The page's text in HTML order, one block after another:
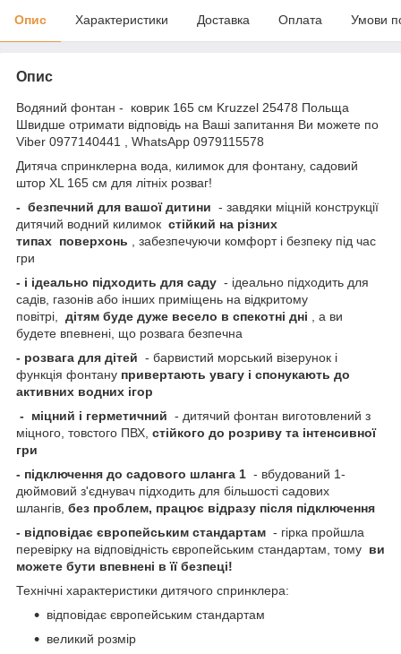
Опис Характеристики Доставка Оплата Умови
Опис
Водяний фонтан - коврик 165 см Kruzzel 25478 Польща
Швидше отримати відповідь на Ваші запитання Ви можете по
Viber 0977140441 , WhatsApp 0979115578
Дитяча спринклерна вода, килимок для фонтану, садовий
штор XL 165 см для літніх розваг!
- безпечний для вашої дитини - завдяки міцній конструкції
дитячий водний килимок стійкий на різних
типах поверхонь , забезпечуючи комфорт і безпеку під час
гри
- і ідеально підходить для саду - ідеально підходить для
садів, газонів або інших приміщень на відкритому
повітрі,
дітям буде дуже весело в спекотні дні , а ви
будете впевнені, що розвага безпечна
- розвага для дітей - барвистий морський візерунок і
функція фонтану привертають увагу і спонукають до
активних водних ігор
- міцний і герметичний - дитячий фонтан виготовлений з
міцного, товстого ПВХ, стійкого до розриву та інтенсивної
гри
- підключення до садового шланга 1 - вбудований 1-
дюймовий з'єднувач підходить для більшості садових
шлангів, без проблем, працює відразу після підключення
- відповідає європейським стандартам - гірка пройшла
перевірку на відповідність європейським стандартам, тому ви
можете бути впевнені в її безпеці!
Технічні характеристики дитячого спринклера:
відповідає європейським стандартам
великий розмір